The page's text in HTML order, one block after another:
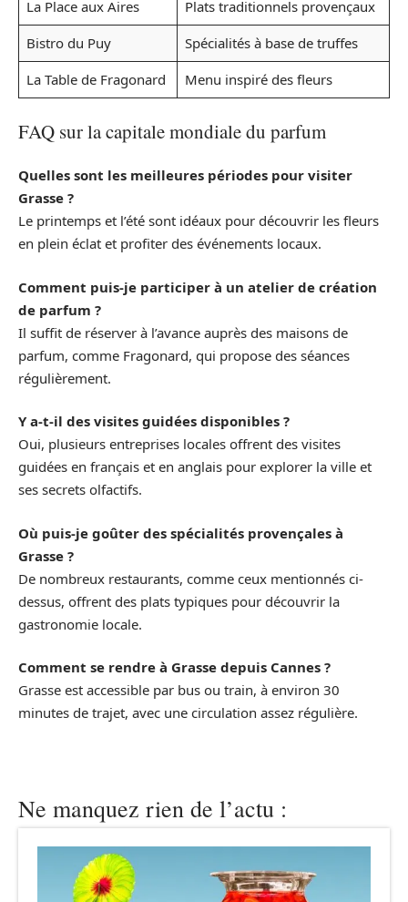
La Place aux Aires
Plats traditionnels provençaux
Bistro du Puy
Spécialités à base de truffes
La Table de Fragonard
Menu inspiré des fleurs
FAQ sur la capitale mondiale du parfum
Quelles sont les meilleures périodes pour visiter
Grasse ?
Le printemps et l’été sont idéaux pour découvrir les fleurs
en plein éclat et profiter des événements locaux.
Comment puis-je participer à un atelier de création
de parfum ?
Il suffit de réserver à l’avance auprès des maisons de
parfum, comme Fragonard, qui propose des séances
régulièrement.
Y a-t-il des visites guidées disponibles ?
Oui, plusieurs entreprises locales offrent des visites
guidées en français et en anglais pour explorer la ville et
ses secrets olfactifs.
Où puis-je goûter des spécialités provençales à
Grasse ?
De nombreux restaurants, comme ceux mentionnés ci-
dessus, offrent des plats typiques pour découvrir la
gastronomie locale.
Comment se rendre à Grasse depuis Cannes ?
Grasse est accessible par bus ou train, à environ 30
minutes de trajet, avec une circulation assez régulière.
Ne manquez rien de l’actu :